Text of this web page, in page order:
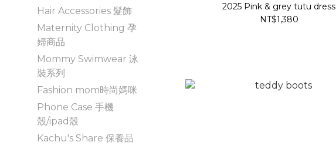
Hair Accessories 髮飾
Maternity Clothing 孕
婦商品
Mommy Swimwear 泳
裝系列
Fashion mom時尚媽咪
Phone Case 手機
殼/ipad殼
Kachu's Share 保養品
2025 Pink & grey tutu dress
NT$1,380